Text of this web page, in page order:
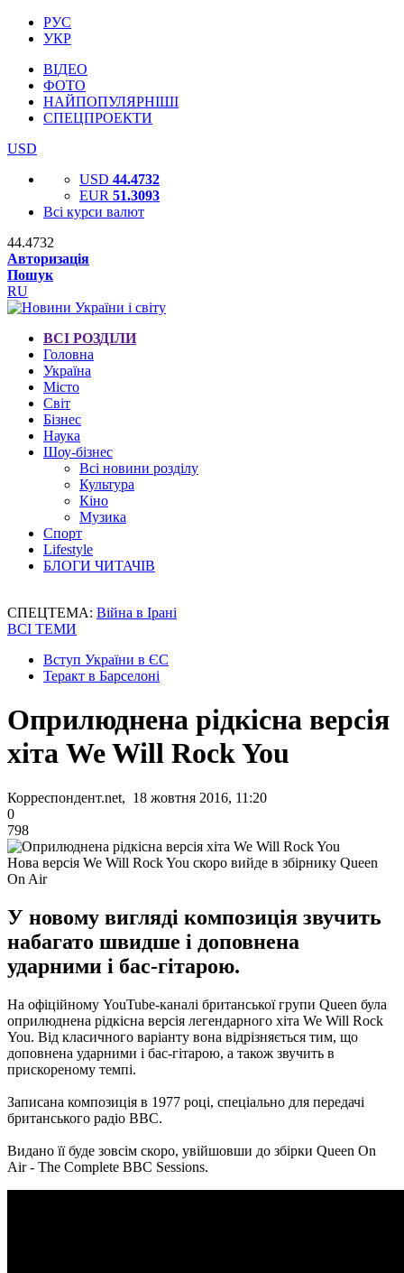
РУС
УКР
ВІДЕО
ФОТО
НАЙПОПУЛЯРНІШІ
СПЕЦПРОЕКТИ
USD
USD 44.4732
EUR 51.3093
Всі курси валют
44.4732
Авторизація
Пошук
RU
ВСІ РОЗДІЛИ
Головна
Україна
Місто
Світ
Бізнес
Наука
Шоу-бізнес
Всі новини розділу
Культура
Кіно
Музика
Спорт
Lifestyle
БЛОГИ ЧИТАЧІВ
СПЕЦТЕМА: Війна в Ірані
ВСІ ТЕМИ
Вступ України в ЄС
Теракт в Барселоні
Оприлюднена рідкісна версія
хіта We Will Rock You
Корреспондент.net, 18 жовтня 2016, 11:20
0
798
Нова версія We Will Rock You скоро вийде в збірнику Queen
On Air
У новому вигляді композиція звучить
набагато швидше і доповнена
ударними і бас-гітарою.
На офіційному YouTube-каналі британської групи Queen була
оприлюднена рідкісна версія легендарного хіта We Will Rock
You. Від класичного варіанту вона відрізняється тим, що
доповнена ударними і бас-гітарою, а також звучить в
прискореному темпі.
Записана композиція в 1977 році, спеціально для передачі
британського радіо BBC.
Видано її буде зовсім скоро, увійшовши до збірки Queen On
Air - The Complete BBC Sessions.